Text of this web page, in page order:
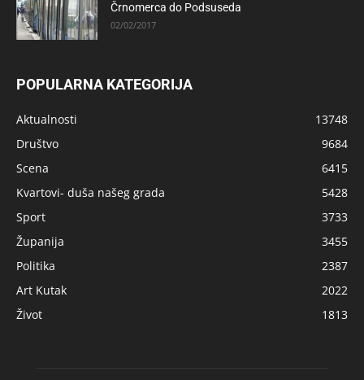
Črnomerca do Podsuseda
02/02/2017
POPULARNA KATEGORIJA
Aktualnosti
13748
Društvo
9684
Scena
6415
Kvartovi- duša našeg grada
5428
Sport
3733
Županija
3455
Politika
2387
Art Kutak
2022
Život
1813